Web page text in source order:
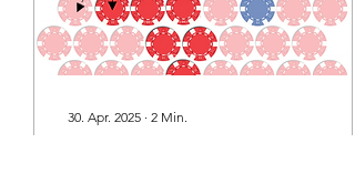
30. Apr. 2025 ∙ 2 Min.